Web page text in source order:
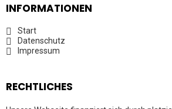
INFORMATIONEN
Start
Datenschutz
Impressum
RECHTLICHES